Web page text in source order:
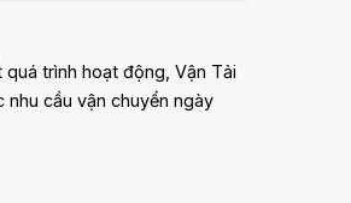
trình hoạt động, Vận Tải
cầu vận chuyển ngày